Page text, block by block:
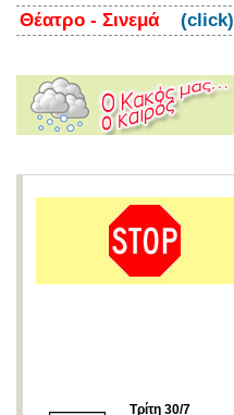
Θέατρο - Σινεμά (click)
Τρίτη 30/7